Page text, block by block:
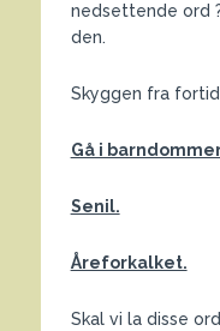
nedsettende ord
den.
Skyggen fra
Gå i
Senil.
Åreforkalket.
Skal vi la disse